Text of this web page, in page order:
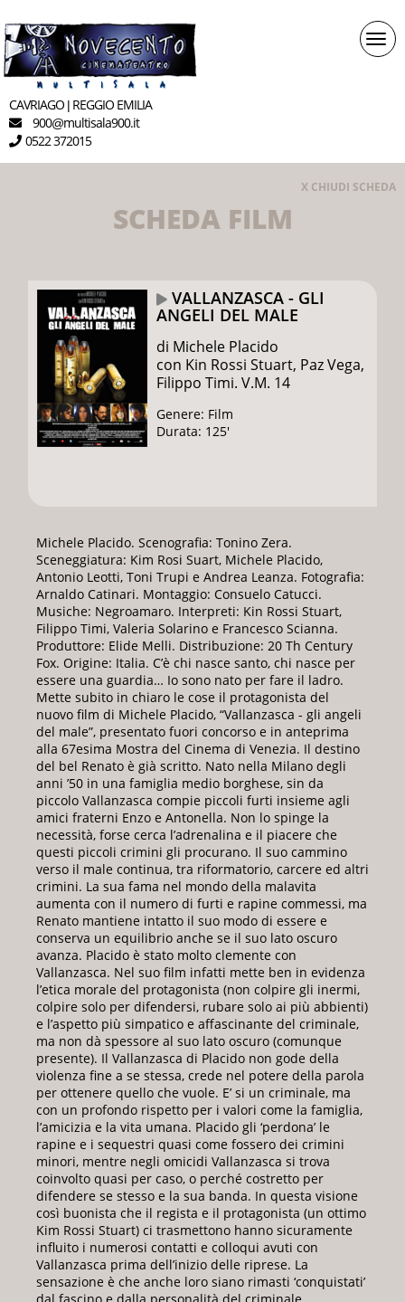
CAVRIAGO | REGGIO EMILIA
900@multisala900.it
0522 372015
X CHIUDI SCHEDA
SCHEDA FILM
VALLANZASCA - GLI
ANGELI DEL MALE
di Michele Placido
con Kin Rossi Stuart, Paz Vega,
Filippo Timi. V.M. 14
Genere: Film
Durata: 125'
Michele Placido. Scenografia: Tonino Zera.
Sceneggiatura: Kim Rosi Suart, Michele Placido,
Antonio Leotti, Toni Trupi e Andrea Leanza. Fotografia:
Arnaldo Catinari. Montaggio: Consuelo Catucci.
Musiche: Negroamaro. Interpreti: Kin Rossi Stuart,
Filippo Timi, Valeria Solarino e Francesco Scianna.
Produttore: Elide Melli. Distribuzione: 20 Th Century
Fox. Origine: Italia. C’è chi nasce santo, chi nasce per
essere una guardia… Io sono nato per fare il ladro.
Mette subito in chiaro le cose il protagonista del
nuovo film di Michele Placido, “Vallanzasca - gli angeli
del male”, presentato fuori concorso e in anteprima
alla 67esima Mostra del Cinema di Venezia. Il destino
del bel Renato è già scritto. Nato nella Milano degli
anni ’50 in una famiglia medio borghese, sin da
piccolo Vallanzasca compie piccoli furti insieme agli
amici fraterni Enzo e Antonella. Non lo spinge la
necessità, forse cerca l’adrenalina e il piacere che
questi piccoli crimini gli procurano. Il suo cammino
verso il male continua, tra riformatorio, carcere ed altri
crimini. La sua fama nel mondo della malavita
aumenta con il numero di furti e rapine commessi, ma
Renato mantiene intatto il suo modo di essere e
conserva un equilibrio anche se il suo lato oscuro
avanza. Placido è stato molto clemente con
Vallanzasca. Nel suo film infatti mette ben in evidenza
l’etica morale del protagonista (non colpire gli inermi,
colpire solo per difendersi, rubare solo ai più abbienti)
e l’aspetto più simpatico e affascinante del criminale,
ma non dà spessore al suo lato oscuro (comunque
presente). Il Vallanzasca di Placido non gode della
violenza fine a se stessa, crede nel potere della parola
per ottenere quello che vuole. E’ si un criminale, ma
con un profondo rispetto per i valori come la famiglia,
l’amicizia e la vita umana. Placido gli ‘perdona’ le
rapine e i sequestri quasi come fossero dei crimini
minori, mentre negli omicidi Vallanzasca si trova
coinvolto quasi per caso, o perché costretto per
difendere se stesso e la sua banda. In questa visione
così buonista che il regista e il protagonista (un ottimo
Kim Rossi Stuart) ci trasmettono hanno sicuramente
influito i numerosi contatti e colloqui avuti con
Vallanzasca prima dell’inizio delle riprese. La
sensazione è che anche loro siano rimasti ‘conquistati’